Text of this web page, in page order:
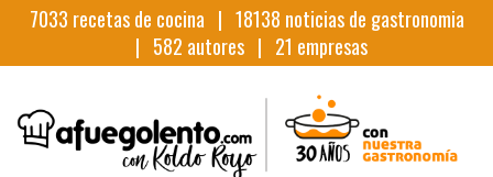
7033 recetas de cocina | 18138 noticias de gastronomia
| 582 autores | 21 empresas